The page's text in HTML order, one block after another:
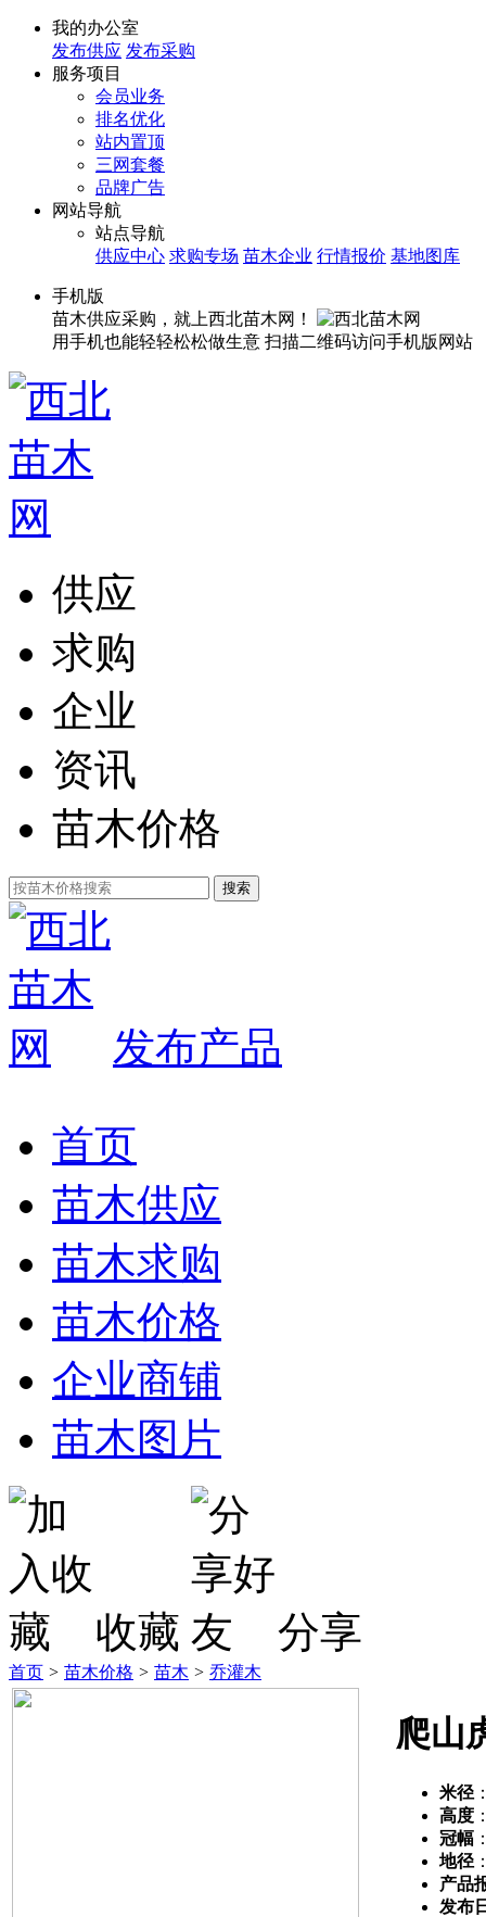
我的办公室
发布供应 发布采购
服务项目
会员业务
排名优化
站内置顶
三网套餐
品牌广告
网站导航
站点导航
供应中心 求购专场 苗木企业 行情报价 基地图库
手机版
苗木供应采购，就上西北苗木网！
用手机也能轻轻松松做生意 扫描二维码访问手机版网站
供应
求购
企业
资讯
苗木价格
发布产品
首页
苗木供应
苗木求购
苗木价格
企业商铺
苗木图片
收藏 分享
首页 > 苗木价格 > 苗木 > 乔灌木
爬山
米径
高度
冠幅
地径
产品
发布